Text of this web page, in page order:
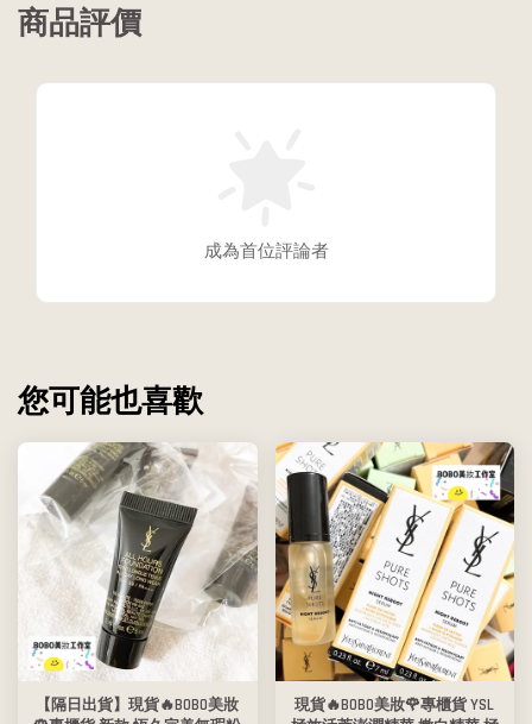
商品評價
成為首位評論者
您可能也喜歡
【隔日出貨】現貨🔥BOBO美妝
現貨🔥BOBO美妝🌹專櫃貨 YSL